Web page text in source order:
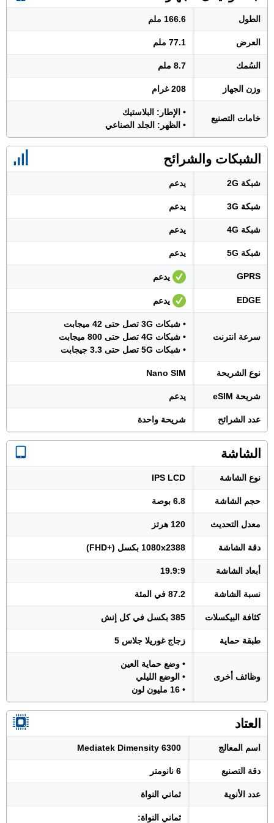
الطول 166.6 ملم
العرض 77.1 ملم
السُمك 8.7 ملم
وزن الجهاز 208 غرام
خامات التصنيع
• الإطار: البلاستيك
• الظهر: الجلد الصناعي
الشبكات والشرائح
شبكة 2G يدعم
شبكة 3G يدعم
شبكة 4G يدعم
شبكة 5G يدعم
GPRS يدعم
EDGE يدعم
سرعة انترنت
• شبكات 3G تصل حتى 42 ميجابت
• شبكات 4G تصل حتى 800 ميجابت
• شبكات 5G تصل حتى 3.3 جيجابت
نوع الشريحة Nano SIM
شريحة eSIM يدعم
عدد الشرائح شريحة واحدة
الشاشة
نوع الشاشة IPS LCD
حجم الشاشة 6.8 بوصة
معدل التحديث 120 هرتز
دقة الشاشة 1080x2388 بكسل (+FHD)
أبعاد الشاشة 19.9:9
نسبة الشاشة 87.2 في المئة
كثافة البيكسلات 385 بكسل في كل إنش
طبقة حماية زجاج غوريلا جلاس 5
وظائف أخرى
• وضع حماية العين
• الوضع الليلي
• 16 مليون لون
العتاد
اسم المعالج Mediatek Dimensity 6300
دقة التصنيع 6 نانومتر
عدد الأنوية ثماني النواة
ثماني النواة: